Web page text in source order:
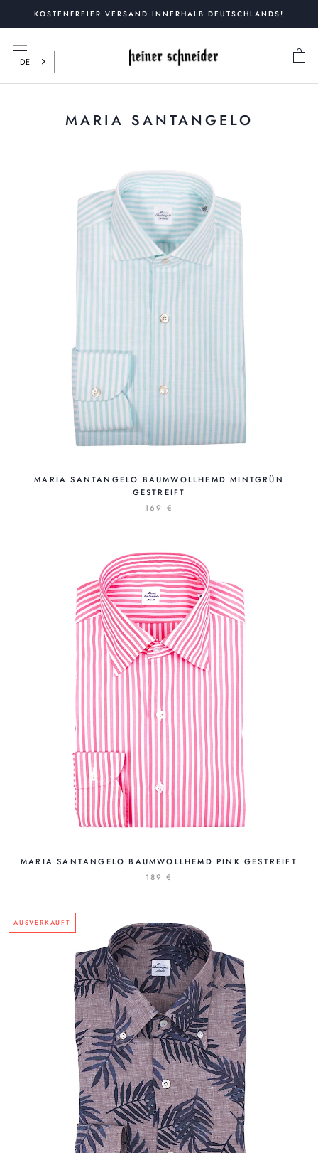
springen
KOSTENFREIER VERSAND INNERHALB DEUTSCHLANDS!
DE
MARIA SANTANGELO
MARIA SANTANGELO BAUMWOLLHEMD MINTGRÜN
GESTREIFT
169 €
MARIA SANTANGELO BAUMWOLLHEMD PINK GESTREIFT
189 €
AUSVERKAUFT